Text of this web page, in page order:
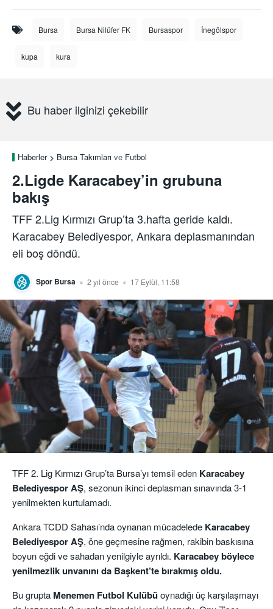
Bursa Bursa Nilüfer FK Bursaspor İnegölspor
kupa kura
Bu haber ilginizi çekebilir
Haberler Bursa Takımları ve Futbol
2.Ligde Karacabey’in grubuna
bakış
TFF 2.Lig Kırmızı Grup’ta 3.hafta geride kaldı.
Karacabey Belediyespor, Ankara deplasmanından
eli boş döndü.
Spor Bursa 2 yıl önce 17 Eylül, 11:58
TFF 2. Lig Kırmızı Grup’ta Bursa’yı temsil eden Karacabey
Belediyespor AŞ, sezonun ikinci deplasman sınavında 3-1
yenilmekten kurtulamadı.
Ankara TCDD Sahası’nda oynanan mücadelede Karacabey
Belediyespor AŞ, öne geçmesine rağmen, rakibin baskısına
boyun eğdi ve sahadan yenilgiyle ayrıldı. Karacabey böylece
yenilmezlik unvanını da Başkent’te bırakmış oldu.
Bu grupta Menemen Futbol Kulübüoynadığı üç karşılaşmayı